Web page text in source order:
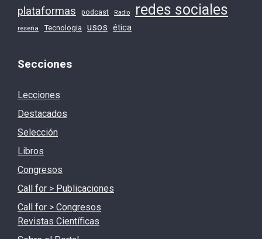
plataformas podcast Radio redes sociales
reseña Tecnologia usos ética
Secciones
Lecciones
Destacados
Selección
Libros
Congresos
Call for > Publicaciones
Call for > Congresos
Revistas Científicas